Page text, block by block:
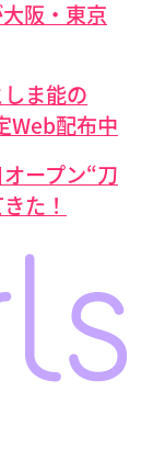
阪・東京
ま能の
Web配布中
ープン“刀
た！